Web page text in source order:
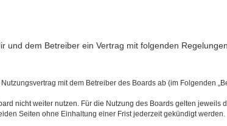
und dem Betreiber ein Vertrag mit folgenden
mit dem Betreiber des Boards ab (im Folgenden
nicht weiter nutzen. Für die Nutzung des Boards gelten jeweils
Seiten ohne Einhaltung einer Frist jederzeit gekündigt werden.